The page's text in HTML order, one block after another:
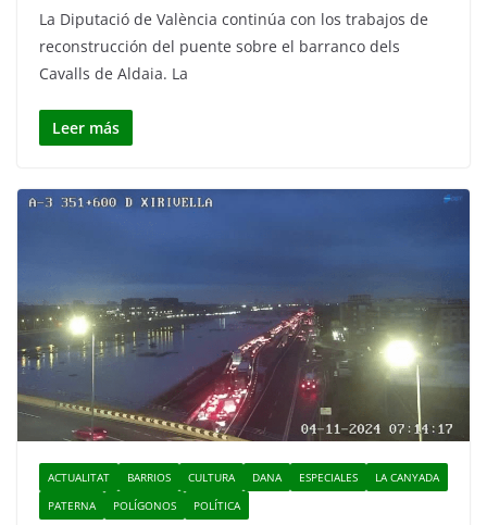
La Diputació de València continúa con los trabajos de
reconstrucción del puente sobre el barranco dels
Cavalls de Aldaia. La
Leer más
ACTUALITAT BARRIOS CULTURA DANA ESPECIALES
LA CANYADA
PATERNA
POLÍGONOS POLÍTICA